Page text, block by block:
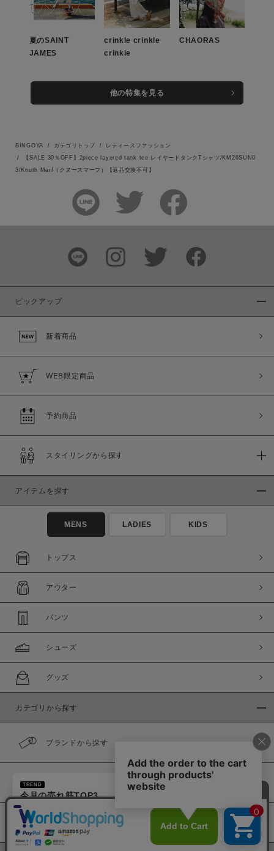
この条件で絞り込む
×
TREND
今月の売れ筋TOP3
1 ドローストリング 巾着バッグ
2
3 PIRIAC LOOSE
夏のSAINT
JAMES
crinkle crinkle
crinkle
CHAORAS
他の特集を見る
BINGOYA カテゴリトップ
レディースファッション
【SALE 30％OFF】2piece layered tank tee レイヤードタンクTシャツ/KM26SUN0
3/Knuth Marf（クヌースマーフ）【返品交換不可】
ピックアップ
新着商品
WEB限定商品
予約商品
スタイリングから探す
アイテムを探す
MENS LADIES KIDS
トップス
アウター
パンツ
シューズ
グッズ
カテゴリから探す
ブランドから探す
履き比べ可能商品